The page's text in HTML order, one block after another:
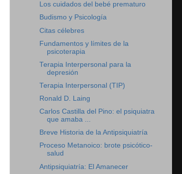
Los cuidados del bebé prematuro
Budismo y Psicología
Citas célebres
Fundamentos y límites de la
psicoterapia
Terapia Interpersonal para la
depresión
Terapia Interpersonal (TIP)
Ronald D. Laing
Carlos Castilla del Pino: el psiquiatra
que amaba ...
Breve Historia de la Antipsiquiatría
Proceso Metanoico: brote psicótico-
salud
Antipsiquiatría: El Amanecer